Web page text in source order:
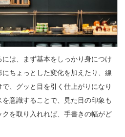
は、まず基本をしっかり身につけ
ちょっとした変化を加えたり、線
、グッと目を引く仕上がりになり
意識することで、見た目の印象も
を取り入れれば、手書きの幅がど